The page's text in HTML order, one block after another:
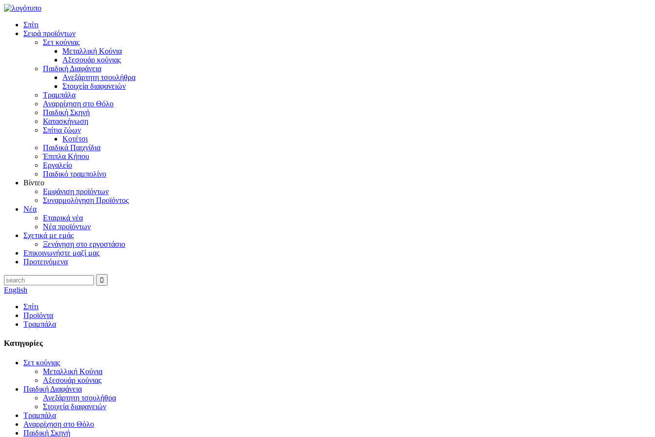
Σπίτι
Σειρά προϊόντων
Σετ κούνιας
Μεταλλική Κούνια
Αξεσουάρ κούνιας
Παιδική Διαφάνεια
Ανεξάρτητη τσουλήθρα
Στοιχεία διαφανειών
Τραμπάλα
Αναρρίχηση στο Θόλο
Παιδική Σκηνή
Κατασκήνωση
Σπίτια ζώων
Κοτέτσι
Παιδικά Παιχνίδια
Έπιπλα Κήπου
Εργαλείο
Παιδικό τραμπολίνο
Βίντεο
Εμφάνιση προϊόντων
Συναρμολόγηση Προϊόντος
Νέα
Εταιρικά νέα
Νέα προϊόντων
Σχετικά με εμάς
Ξενάγηση στο εργοστάσιο
Επικοινωνήστε μαζί μας
Προτεινόμενα
English
Σπίτι
Προϊόντα
Τραμπάλα
Κατηγορίες
Σετ κούνιας
Μεταλλική Κούνια
Αξεσουάρ κούνιας
Παιδική Διαφάνεια
Ανεξάρτητη τσουλήθρα
Στοιχεία διαφανειών
Τραμπάλα
Αναρρίχηση στο Θόλο
Παιδική Σκηνή